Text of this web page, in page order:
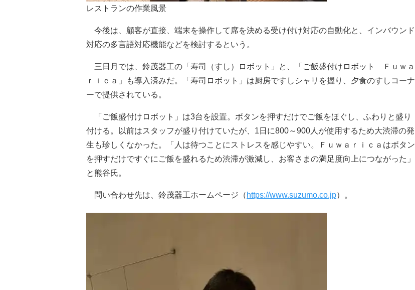
レストランの作業風景
今後は、顧客が直接、端末を操作して席を決める受け付け対応の自動化と、インバウンド
対応の多言語対応機能などを検討するという。
三日月では、鈴茂器工の「寿司（すし）ロボット」と、「ご飯盛付けロボット Ｆｕｗａ
ｒｉｃａ」も導入済みだ。「寿司ロボット」は厨房ですしシャリを握り、夕食のすしコーナ
ーで提供されている。
「ご飯盛付けロボット」は3台を設置。ボタンを押すだけでご飯をほぐし、ふわりと盛り
付ける。以前はスタッフが盛り付けていたが、1日に800～900人が使用するため大渋滞の発
生も珍しくなかった。「人は待つことにストレスを感じやすい。Ｆｕｗａｒｉｃａはボタン
を押すだけですぐにご飯を盛れるため渋滞が激減し、お客さまの満足度向上につながった」
と熊谷氏。
問い合わせ先は、鈴茂器工ホームページ（ https://www.suzumo.co.jp）。